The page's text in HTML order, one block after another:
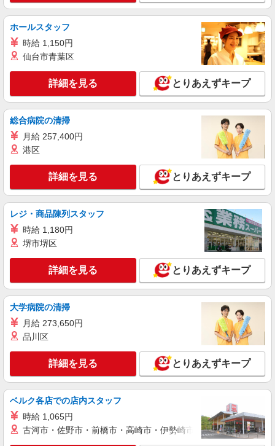
くすの木保育園 （兵庫県神戸市須磨区横尾1‐
10）
キープ 詳細を見る
正社員
株式会社塩梅
調理責任者（介護福祉施設での仕込み・調理・
スタッフ管理など責任者業務）
月給：265,000円〜 みなし残業代：44,150円
り考慮します。 ※賞与年2回（金額は業績・成績
により変動） ※昇給年1回 ※試用期間3ヶ月（条
件変更なし）
介護付有料老人ホーム ゼフィール白川 (兵庫
県神戸市須磨区白川台5-7-57）
キープ 詳細を見る
正社員
株式会社塩梅
調理責任者（病院での仕込み・調理・スタッフ
管理など責任者業務）
月給：265,000円〜 みなし残業代：44,150円
（30時間） ※みなし残業超過分別途支給 ※交通
費全額支給（規定有り） ※給与は経験・能力によ
り考慮します。 ※賞与年2回（金額は業績・成績
により変動） ※昇給年1回 ※試用期間3ヶ月（条
件変更なし）
尾原病院／介護老人保健施設 コスモス苑 (兵
詳細を見る
株式会社塩梅
調理師（病院での仕込み・調理・盛付など）
月給：204,000円〜280,000円 みなし残業代：
29,430円（20時間）〜44,150円（30時間）を含む
※みなし残業超過分別途支給 ※みなし残業なしも
相談可 ※交通費全額支給（規定有り） ※給与は経
尾原病院／介護老人保健施設 コスモス苑 (兵
庫県神戸市須磨区妙法寺荒打308-1）
ホールスタッフ
時給 1,150円
仙台市青葉区
詳細を見る とりあえずキープ
総合病院の清掃
月給 257,400円
港区
詳細を見る とりあえずキープ
レジ・商品陳列スタッフ
時給 1,180円
堺市堺区
詳細を見る とりあえずキープ
大学病院の清掃
月給 273,650円
品川区
詳細を見る とりあえずキープ
ベルク各店での店内スタッフ
時給 1,065円
古河市・佐野市・前橋市・高崎市・伊勢崎市・太田市・館林市